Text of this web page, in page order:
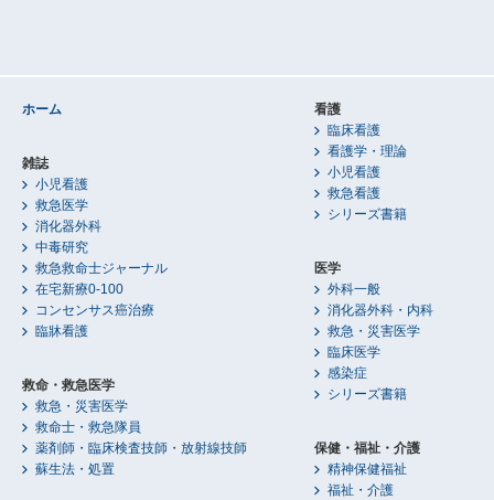
ホーム
雑誌
小児看護
救急医学
消化器外科
中毒研究
救急救命士ジャーナル
在宅新療0-100
コンセンサス癌治療
臨牀看護
救命・救急医学
救急・災害医学
救命士・救急隊員
薬剤師・臨床検査技師・放射線技師
蘇生法・処置
看護
臨床看護
看護学・理論
小児看護
救急看護
シリーズ書籍
医学
外科一般
消化器外科・内科
救急・災害医学
臨床医学
感染症
シリーズ書籍
保健・福祉・介護
精神保健福祉
福祉・介護